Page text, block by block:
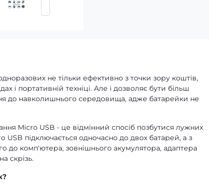
не тільки ефективно з точки зору коштів,
і портативній техніці. Але і дозволяє бути більш
до навколишнього середовища, адже батарейки не
Micro USB - це відмінний спосіб позбутися лужних
підключається одночасно до двох батарей, а з
до комп'ютера, зовнішнього акумулятора, адаптера
скрізь.